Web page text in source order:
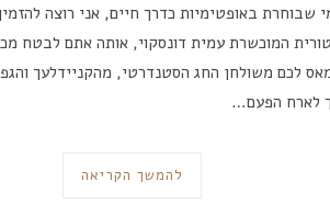
באופטימיות כדרך חיים, אני רוצה
המוכשרת עמית דונסקוי, אותה אתם לבטח
לכם משולחן החג הסטנדרטי, מהקניידלעך
לארח הפעם…
להמשך הקריאה